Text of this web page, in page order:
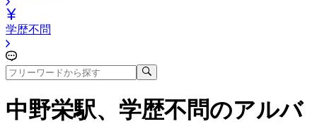
学歴不問
中野栄駅、学歴不問のアルバ